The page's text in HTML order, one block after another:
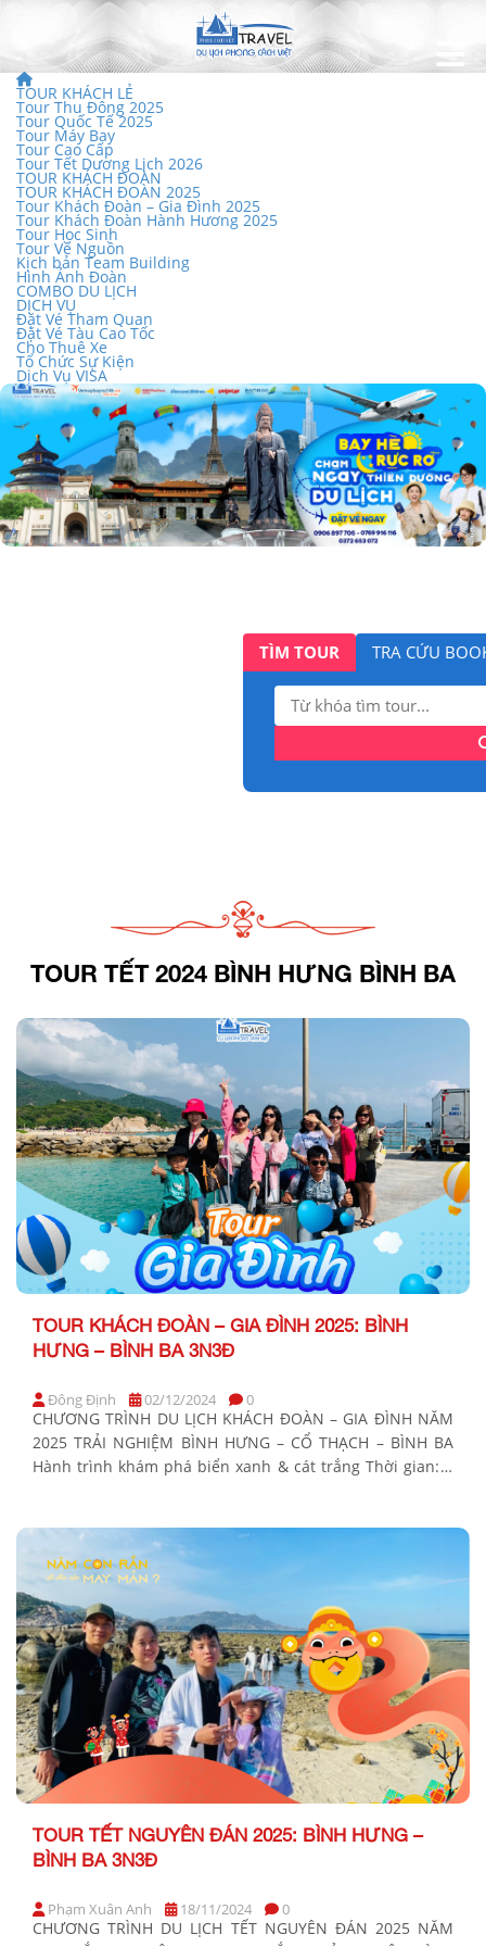
TOUR KHÁCH LẺ
Tour Thu Đông 2025
Tour Quốc Tế 2025
Tour Máy Bay
Tour Cao Cấp
Tour Tết Dương Lịch 2026
TOUR KHÁCH ĐOÀN
TOUR KHÁCH ĐOÀN 2025
Tour Khách Đoàn – Gia Đình 2025
Tour Khách Đoàn Hành Hương 2025
Tour Học Sinh
Tour Về Nguồn
Kịch bản Team Building
Hình Ảnh Đoàn
COMBO DU LỊCH
DỊCH VỤ
Đặt Vé Tham Quan
Đặt Vé Tàu Cao Tốc
Cho Thuê Xe
Tổ Chức Sự Kiện
Dịch Vụ VISA
TÌM TOUR TRA CỨU
Tìm
kiếm:
TOUR TẾT 2024 BÌNH HƯNG BÌNH BA
TOUR KHÁCH ĐOÀN – GIA ĐÌNH 2025: BÌNH
HƯNG – BÌNH BA 3N3Đ
Đông Định 02/12/2024 0
CHƯƠNG TRÌNH DU LỊCH KHÁCH ĐOÀN – GIA ĐÌNH NĂM
2025 TRẢI NGHIỆM BÌNH HƯNG – CỔ THẠCH – BÌNH BA
Hành trình khám phá biển xanh & cát trắng Thời gian: 3
DỤNG […]
TOUR TẾT NGUYÊN ĐÁN 2025: BÌNH HƯNG –
BÌNH BA 3N3Đ
Phạm Xuân Anh 18/11/2024 0
CHƯƠNG TRÌNH DU LỊCH TẾT NGUYÊN ĐÁN 2025 NĂM